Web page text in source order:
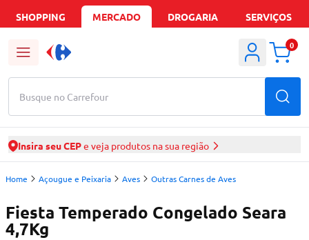
SHOPPING MERCADO DROGARIA SERVIÇOS
Busque no Carrefour
0
Insira seu CEPe veja produtos na sua região
Home Açougue e Peixaria Aves Outras Carnes de Aves
Fiesta Temperado Congelado Seara
4,7Kg